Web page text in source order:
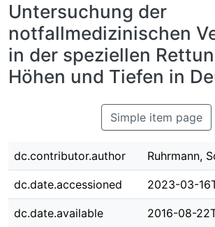
Untersuchung der
notfallmedizinischen
in der speziellen
Höhen und Tiefen in
Simple item page
dc.contributor.author Ruhrmann,
dc.date.accessioned 2023-03-
dc.date.available 2016-08-